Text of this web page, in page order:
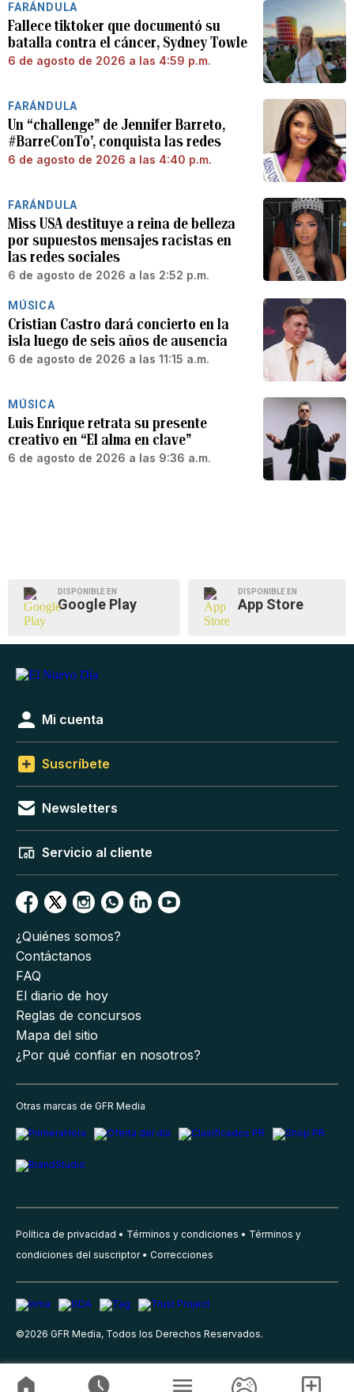
FARÁNDULA
Fallece tiktoker que documentó su
batalla contra el cáncer, Sydney Towle
6 de agosto de 2026 a las 4:59 p.m.
FARÁNDULA
Un “challenge” de Jennifer Barreto,
#BarreConTo’, conquista las redes
6 de agosto de 2026 a las 4:40 p.m.
FARÁNDULA
Miss USA destituye a reina de belleza
por supuestos mensajes racistas en
las redes sociales
6 de agosto de 2026 a las 2:52 p.m.
MÚSICA
Cristian Castro dará concierto en la
isla luego de seis años de ausencia
6 de agosto de 2026 a las 11:15 a.m.
MÚSICA
Luis Enrique retrata su presente
creativo en “El alma en clave”
6 de agosto de 2026 a las 9:36 a.m.
DISPONIBLE EN
Google Play
DISPONIBLE EN
App Store
Mi cuenta
Suscríbete
Newsletters
Servicio al cliente
¿Quiénes somos?
Contáctanos
FAQ
El diario de hoy
Reglas de concursos
Mapa del sitio
¿Por qué confiar en nosotros?
Otras marcas de GFR Media
Política de privacidad Términos y condiciones
Términos y
condiciones del suscriptor
Correcciones
©2026 GFR Media, Todos los Derechos Reservados.